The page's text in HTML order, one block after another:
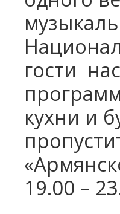
гости
кухни и
19.00 –